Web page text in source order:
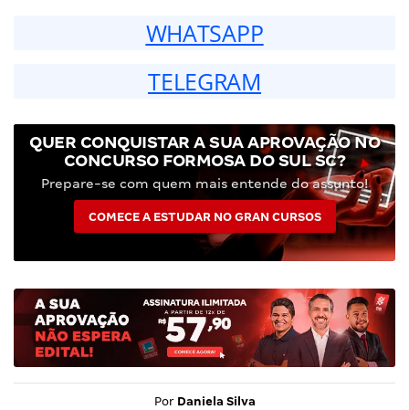
WHATSAPP
TELEGRAM
QUER CONQUISTAR A SUA APROVAÇÃO NO
CONCURSO FORMOSA DO SUL SC?
Prepare-se com quem mais entende do assunto!
COMECE A ESTUDAR NO GRAN CURSOS
Por Daniela Silva